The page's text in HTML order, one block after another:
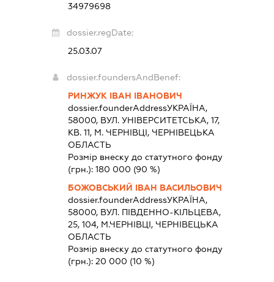
34979698
dossier.regDate:
25.03.07
dossier.foundersAndBenef:
РИНЖУК ІВАН ІВАНОВИЧ
dossier.founderAddressУКРАЇНА,
58000, ВУЛ. УНІВЕРСИТЕТСЬКА, 17,
КВ. 11, М. ЧЕРНІВЦІ, ЧЕРНІВЕЦЬКА
ОБЛАСТЬ
Розмір внеску до статутного фонду
(грн.): 180 000 (90 %)
БОЖОВСЬКИЙ ІВАН ВАСИЛЬОВИЧ
dossier.founderAddressУКРАЇНА,
58000, ВУЛ. ПІВДЕННО-КІЛЬЦЕВА,
25, 104, М.ЧЕРНІВЦІ, ЧЕРНІВЕЦЬКА
ОБЛАСТЬ
Розмір внеску до статутного фонду
(грн.): 20 000 (10 %)